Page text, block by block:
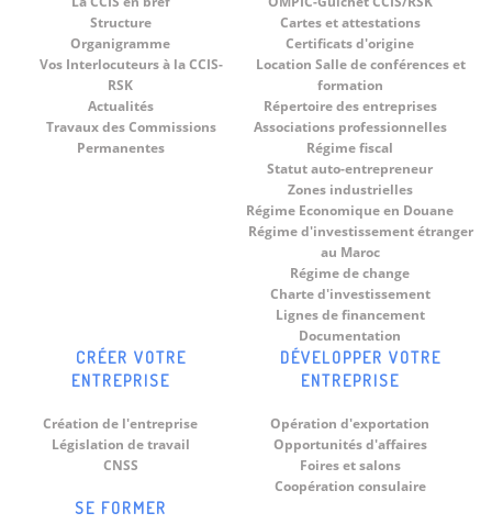
Structure
Organigramme
Vos Interlocuteurs à la CCIS-
RSK
Actualités
Travaux des Commissions
Permanentes
Cartes et attestations
Certificats d'origine
Location Salle de conférences et
formation
Répertoire des entreprises
Associations professionnelles
Régime fiscal
Statut auto-entrepreneur
Zones industrielles
Régime Economique en Douane
Régime d'investissement étranger
au Maroc
Régime de change
Charte d'investissement
Lignes de financement
Documentation
CRÉER VOTRE
ENTREPRISE
Création de l'entreprise
Législation de travail
CNSS
DÉVELOPPER VOTRE
ENTREPRISE
Opération d'exportation
Opportunités d'affaires
Foires et salons
Coopération consulaire
SE FORMER